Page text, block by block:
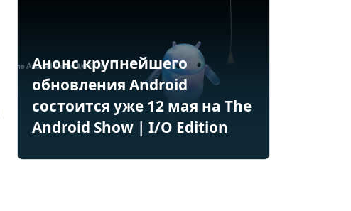
Анонс крупнейшего
обновления Android
состоится уже 12 мая на The
Android Show | I/O Edition